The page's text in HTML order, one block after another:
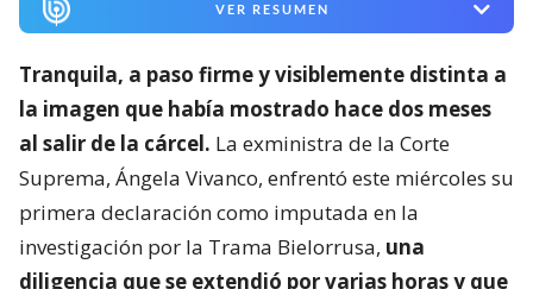
VER RESUMEN
Tranquila, a paso firme y visiblemente distinta a
la imagen que había mostrado hace dos meses
al salir de la cárcel. La exministra de la Corte
Suprema, Ángela Vivanco, enfrentó este miércoles su
primera declaración como imputada en la
investigación por la Trama Bielorrusa, una
diligencia que se extendió por varias horas y que